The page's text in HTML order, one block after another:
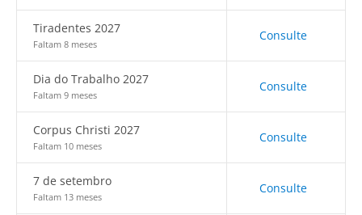
Tiradentes 2027
Faltam 8 meses
Consulte
Dia do Trabalho 2027
Faltam 9 meses
Consulte
Corpus Christi 2027
Faltam 10 meses
Consulte
7 de setembro
Faltam 13 meses
Consulte